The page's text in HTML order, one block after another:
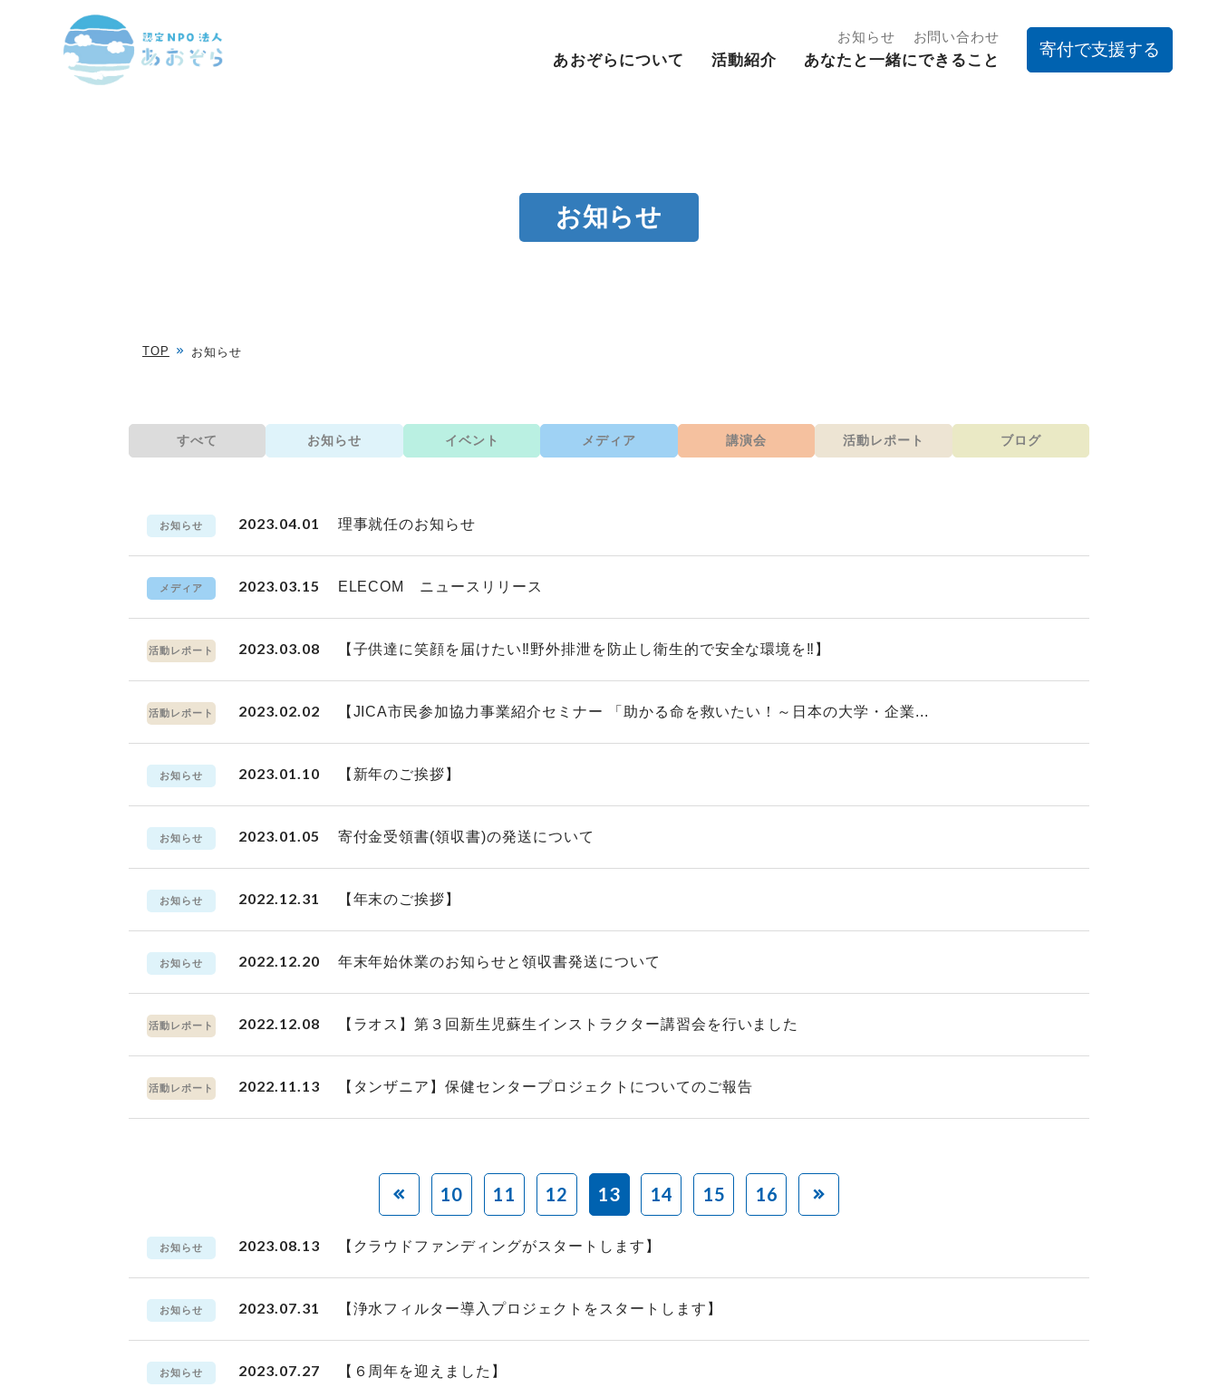
お知らせ お問い合わせ
あおぞらについて 活動紹介 あなたと一緒にできること
寄付で支援する
お知らせ
TOP お知らせ
すべて お知らせ イベント メディア 講演会 活動レポート ブログ
お知らせ 2023.04.01 理事就任のお知らせ
メディア 2023.03.15 ELECOM ニュースリリース
活動レポート 2023.03.08 【子供達に笑顔を届けたい‼️野外排泄を防止し衛生的で安全な環境を‼️】
活動レポート 2023.02.02 【JICA市民参加協力事業紹介セミナー 「助かる命を救いたい！～日本の大学・企業...
お知らせ 2023.01.10 【新年のご挨拶】
お知らせ 2023.01.05 寄付金受領書(領収書)の発送について
お知らせ 2022.12.31 【年末のご挨拶】
お知らせ 2022.12.20 年末年始休業のお知らせと領収書発送について
活動レポート 2022.12.08 【ラオス】第３回新生児蘇生インストラクター講習会を行いました
活動レポート 2022.11.13 【タンザニア】保健センタープロジェクトについてのご報告
10 11 12 13 14 15 16
お知らせ 2023.08.13 【クラウドファンディングがスタートします】
お知らせ 2023.07.31 【浄水フィルター導入プロジェクトをスタートします】
お知らせ 2023.07.27 【６周年を迎えました】